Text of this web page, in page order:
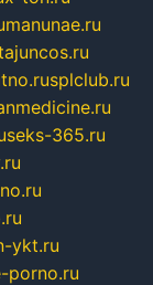
manunae.ru
splclub.ru
seks-365.ru
ykt.ru
porno.ru